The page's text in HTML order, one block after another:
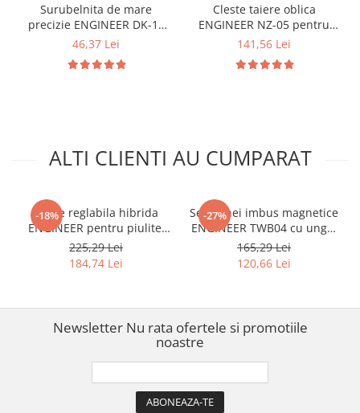
Surubelnita de mare
precizie ENGINEER DK-13
cu 3 biti magnetici
reglabila, cap rotativ si
46,37 Lei
Cleste taiere oblica
ENGINEER NZ-05 pentru
terminale componente
precizie 123 mm Fabricat in
141,56 Lei
ALTI CLIENTI AU CUMPARAT
-18%
Cheie reglabila hibrida
ENGINEER pentru piulite,
contrapiulite si fitinguri
industriale TWM-13 38.5
mm / 45 mm 222 mm
225,29 Lei
184,74 Lei
-27%
Set 8 chei imbus magnetice
ENGINEER TWB04 cu unghi
de lucru 30° pentru
utilizare profesionala
165,29 Lei
120,66 Lei
Newsletter Nu rata ofertele si promotiile
noastre